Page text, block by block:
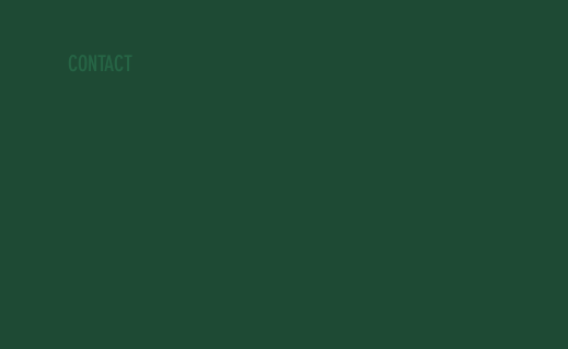
CONTACT